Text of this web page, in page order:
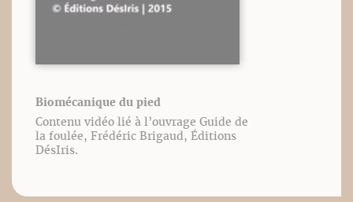
Biomécanique du pied
Contenu vidéo lié à l’ouvrage Guide de
la foulée, Frédéric Brigaud, Éditions
DésIris.